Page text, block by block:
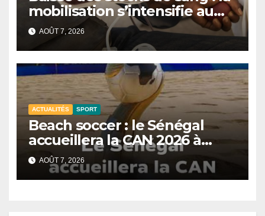
mobilisation s’intensifie au
CNTS de Dakar.
AOÛT 7, 2026
ACTUALITÉS SPORT
Beach soccer : le Sénégal
accueillera la CAN 2026 à
Dakar.
AOÛT 7, 2026